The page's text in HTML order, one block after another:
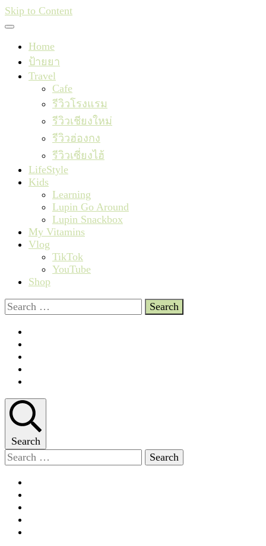
Skip to Content
Home
ป้ายยา
Travel
Cafe
รีวิวโรงแรม
รีวิวเชียงใหม่
รีวิวฮ่องกง
รีวิวเซี่ยงไฮ้
LifeStyle
Kids
Learning
Lupin Go Around
Lupin Snackbox
My Vitamins
Vlog
TikTok
YouTube
Shop
Search
for:
Search
Search
for: